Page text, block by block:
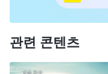
관련 콘텐츠